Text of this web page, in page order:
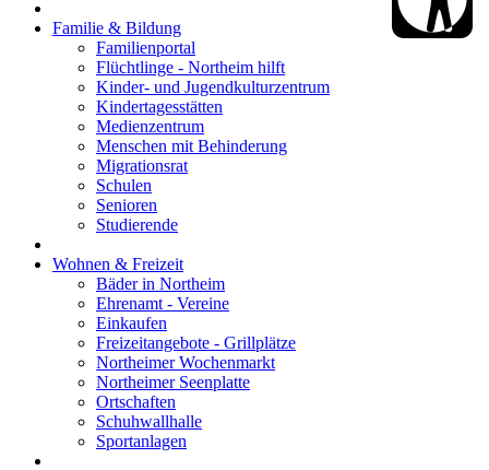
Familie & Bildung
Familienportal
Flüchtlinge - Northeim hilft
Kinder- und Jugendkulturzentrum
Kindertagesstätten
Medienzentrum
Menschen mit Behinderung
Migrationsrat
Schulen
Senioren
Studierende
Wohnen & Freizeit
Bäder in Northeim
Ehrenamt - Vereine
Einkaufen
Freizeitangebote - Grillplätze
Northeimer Wochenmarkt
Northeimer Seenplatte
Ortschaften
Schuhwallhalle
Sportanlagen